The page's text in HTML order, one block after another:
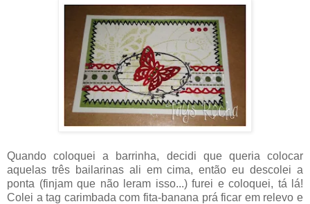
Quando coloquei a barrinha, decidi que queria colocar
aquelas três bailarinas ali em cima, então eu descolei a
ponta (finjam que não leram isso...) furei e coloquei, tá lá!
Colei a tag carimbada com fita-banana prá ficar em relevo e